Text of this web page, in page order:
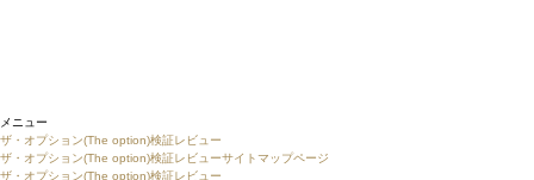
メニュー
ザ・オプション(The option)検証レビュー
ザ・オプション(The option)検証レビューサイトマップページ
ザ・オプション(The option)検証レビュー